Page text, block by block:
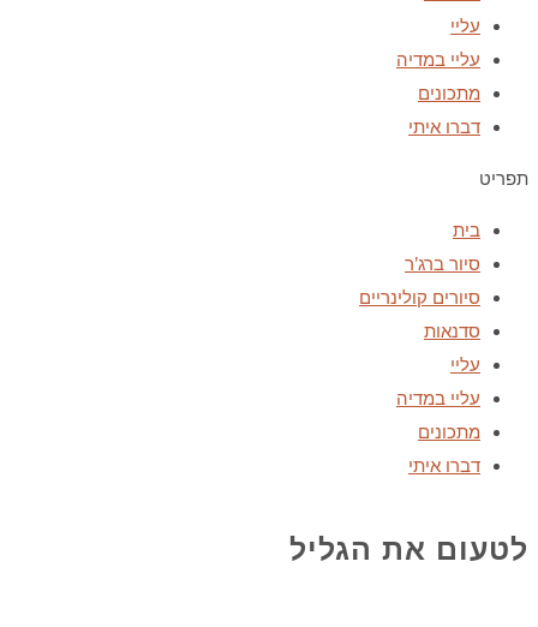
עליי
עליי במדיה
מתכונים
דברו איתי
תפריט
בית
סיור ברג’ר
סיורים קולינריים
סדנאות
עליי
עליי במדיה
מתכונים
דברו איתי
לטעום את הגליל